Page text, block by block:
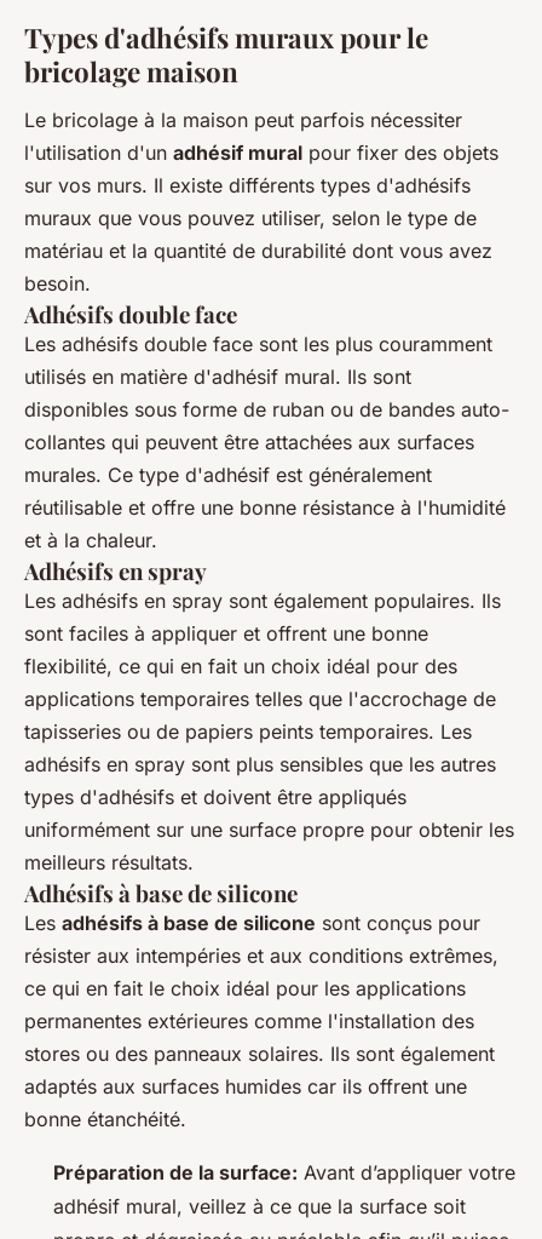
Types d'adhésifs muraux pour le
bricolage maison
Le bricolage à la maison peut parfois nécessiter
l'utilisation d'un adhésif mural pour fixer des objets
sur vos murs. Il existe différents types d'adhésifs
muraux que vous pouvez utiliser, selon le type de
matériau et la quantité de durabilité dont vous avez
besoin.
Adhésifs double face
Les adhésifs double face sont les plus couramment
utilisés en matière d'adhésif mural. Ils sont
disponibles sous forme de ruban ou de bandes auto-
collantes qui peuvent être attachées aux surfaces
murales. Ce type d'adhésif est généralement
réutilisable et offre une bonne résistance à l'humidité
et à la chaleur.
Adhésifs en spray
Les adhésifs en spray sont également populaires. Ils
sont faciles à appliquer et offrent une bonne
flexibilité, ce qui en fait un choix idéal pour des
applications temporaires telles que l'accrochage de
tapisseries ou de papiers peints temporaires. Les
adhésifs en spray sont plus sensibles que les autres
types d'adhésifs et doivent être appliqués
uniformément sur une surface propre pour obtenir les
meilleurs résultats.
Adhésifs à base de silicone
Les adhésifs à base de silicone sont conçus pour
résister aux intempéries et aux conditions extrêmes,
ce qui en fait le choix idéal pour les applications
permanentes extérieures comme l'installation des
stores ou des panneaux solaires. Ils sont également
adaptés aux surfaces humides car ils offrent une
bonne étanchéité.
Préparation de la surface: Avant d’appliquer votre
adhésif mural, veillez à ce que la surface soit